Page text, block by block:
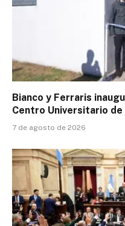
Bianco y Ferraris
Centro Universitario de
7 de agosto de 2026